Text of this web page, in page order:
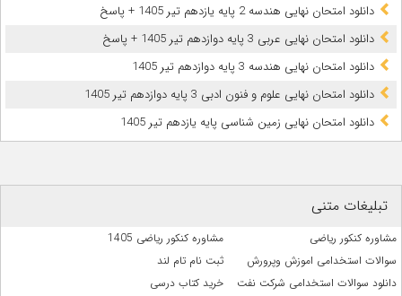
دانلود امتحان نهایی هندسه 2 پایه یازدهم تیر 1405 + پاسخ
دانلود امتحان نهایی عربی 3 پایه دوازدهم تیر 1405 + پاسخ
دانلود امتحان نهایی هندسه 3 پایه دوازدهم تیر 1405
دانلود امتحان نهایی علوم و فنون ادبی 3 پایه دوازدهم تیر 1405
دانلود امتحان نهایی زمین شناسی پایه یازدهم تیر 1405
تبلیغات متنی
مشاوره کنکور ریاضی
مشاوره کنکور ریاضی 1405
سوالات استخدامی اموزش وپرورش
ثبت نام تام لند
دانلود سوالات استخدامی شرکت نفت
خرید کتاب درسی